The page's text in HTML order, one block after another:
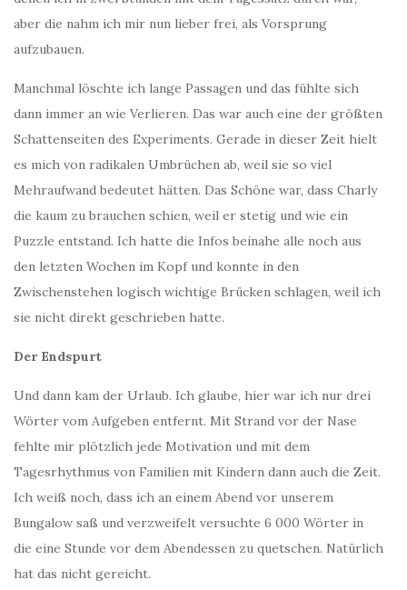
aber die nahm ich mir nun lieber frei, als Vorsprung
aufzubauen.
Manchmal löschte ich lange Passagen und das fühlte sich
dann immer an wie Verlieren. Das war auch eine der größten
Schattenseiten des Experiments. Gerade in dieser Zeit hielt
es mich von radikalen Umbrüchen ab, weil sie so viel
Mehraufwand bedeutet hätten. Das Schöne war, dass Charly
die kaum zu brauchen schien, weil er stetig und wie ein
Puzzle entstand. Ich hatte die Infos beinahe alle noch aus
den letzten Wochen im Kopf und konnte in den
Zwischenstehen logisch wichtige Brücken schlagen, weil ich
sie nicht direkt geschrieben hatte.
Der Endspurt
Und dann kam der Urlaub. Ich glaube, hier war ich nur drei
Wörter vom Aufgeben entfernt. Mit Strand vor der Nase
fehlte mir plötzlich jede Motivation und mit dem
Tagesrhythmus von Familien mit Kindern dann auch die Zeit.
Ich weiß noch, dass ich an einem Abend vor unserem
Bungalow saß und verzweifelt versuchte 6 000 Wörter in
die eine Stunde vor dem Abendessen zu quetschen. Natürlich
hat das nicht gereicht.